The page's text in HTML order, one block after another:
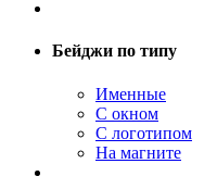
Бейджи по типу
Именные
С окном
С логотипом
На магните